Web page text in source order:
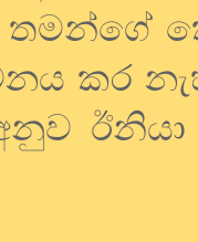
කර
ඊනියා